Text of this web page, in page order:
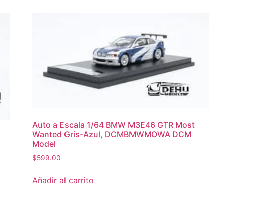
Auto a Escala 1/64 BMW M3E46 GTR Most
Wanted Gris-Azul, DCMBMWMOWA DCM
Model
$599.00
Añadir al carrito